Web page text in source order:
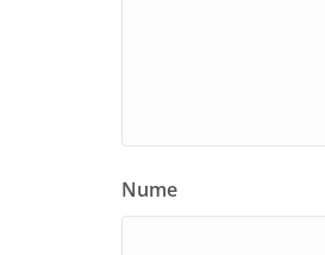
Nume